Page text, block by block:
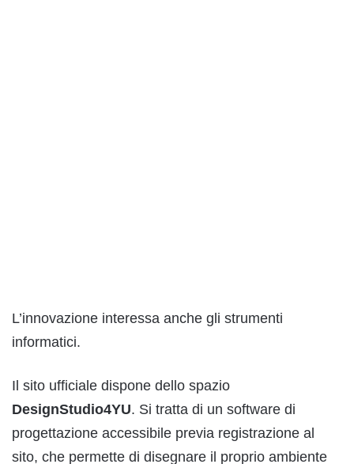
L’innovazione interessa anche gli strumenti
informatici.
Il sito ufficiale dispone dello spazio
DesignStudio4YU. Si tratta di un software di
progettazione accessibile previa registrazione al
sito, che permette di disegnare il proprio ambiente